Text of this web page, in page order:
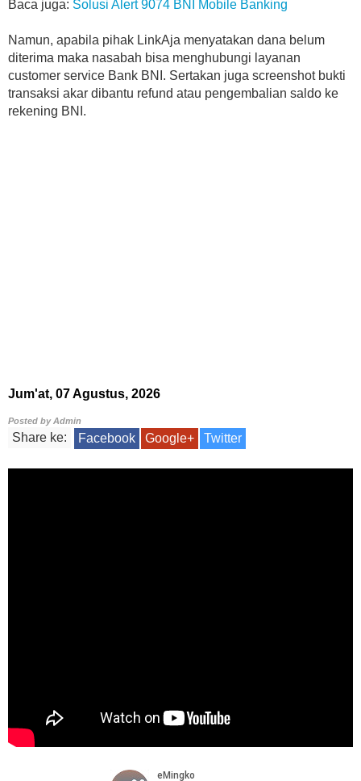
Baca juga: Solusi Alert 9074 BNI Mobile Banking
Namun, apabila pihak LinkAja menyatakan dana belum
diterima maka nasabah bisa menghubungi layanan
customer service Bank BNI. Sertakan juga screenshot bukti
transaksi akar dibantu refund atau pengembalian saldo ke
rekening BNI.
Jum'at, 07 Agustus, 2026
Posted byAdmin
Share ke: Facebook Google+ Twitter